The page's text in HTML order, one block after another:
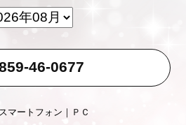
46-0677
マートフォン｜ ＰＣ